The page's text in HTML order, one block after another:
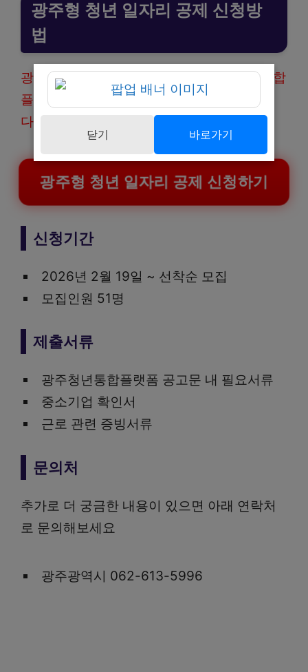
광주형 청년 일자리 공제 신청방
법
광주형 청년 일자리 공제는 아래 광주청년통합
플랫폼을 통해 온라인으로 신청할 수 있습니
다.
광주형 청년 일자리 공제 신청하기
신청기간
2026년 2월 19일 ~ 선착순 모집
모집인원 51명
제출서류
광주청년통합플랫폼 공고문 내 필요서류
중소기업 확인서
근로 관련 증빙서류
문의처
추가로 더 궁금한 내용이 있으면 아래 연락처
로 문의해보세요
광주광역시 062-613-5996
닫기 바로가기